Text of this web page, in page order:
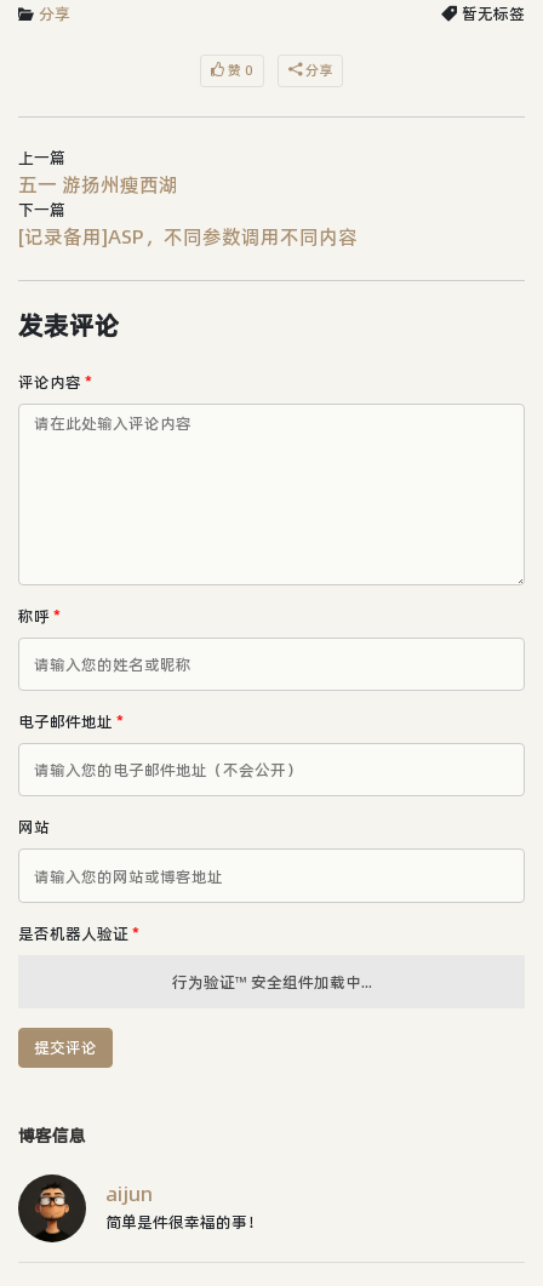
分享 暂无标签
赞 0 分享
上一篇
五一 游扬州瘦西湖
下一篇
[记录备用]ASP，不同参数调用不同内容
发表评论
评论内容 *
称呼*
电子邮件地址 *
网站
是否机器人验证 *
行为验证™ 安全组件加载中...
提交评论
博客信息
aijun
简单是件很幸福的事！